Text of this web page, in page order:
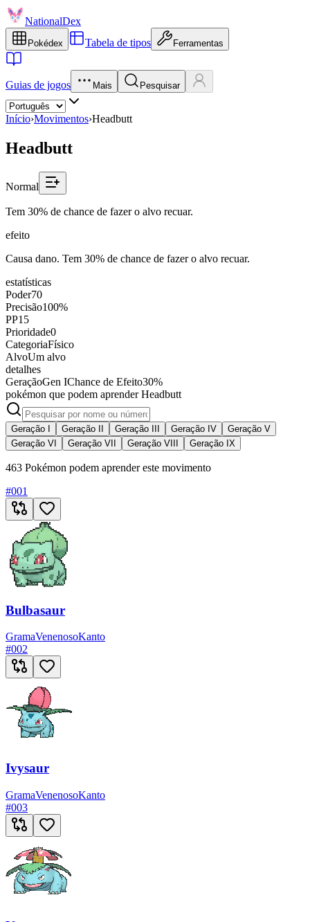
NationalDex
Pokédex Tabela de tipos Ferramentas
Guias de jogos Mais Pesquisar
Início›Movimentos›Headbutt
Headbutt
Normal
Tem 30% de chance de fazer o alvo recuar.
efeito
Causa dano. Tem 30% de chance de fazer o alvo recuar.
estatísticas
Poder70
Precisão100%
PP15
Prioridade0
CategoriaFísico
AlvoUm alvo
detalhes
GeraçãoGen IChance de Efeito30%
pokémon que podem aprender Headbutt
Geração I Geração II Geração III Geração IV
Geração V
Geração VI
Geração VII Geração VIII Geração IX
463 Pokémon podem aprender este movimento
#001
Bulbasaur
GramaVenenosoKanto
#002
Ivysaur
GramaVenenosoKanto
#003